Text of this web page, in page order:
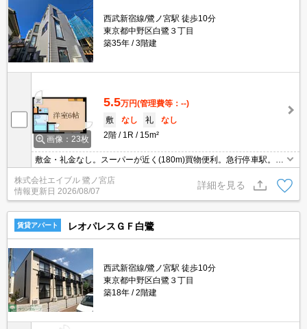
西武新宿線/鷺ノ宮駅 徒歩10分
東京都中野区白鷺３丁目
築35年
3階建
画像：23枚
5.5万円(管理費等：--)
敷
なし 礼
なし
2階
1R 15m²
敷金・礼金なし。スーパーが近く(180m)買物便利。急行停車駅。TV
インターホン付き。IH調理器付き。室内洗濯機置場。ゴミストッカ
ー付き。敷地内防犯カメラ設置。引越指定業者あり。
株式会社エイブル 鷺ノ宮店
情報更新日 2026/08/07
詳細を見る
賃貸アパート レオパレスＧＦ白鷺
西武新宿線/鷺ノ宮駅 徒歩10分
東京都中野区白鷺３丁目
築18年
2階建